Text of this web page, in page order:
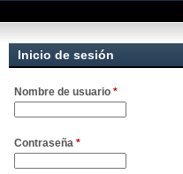
Inicio de sesión
Nombre de usuario *
Contraseña *